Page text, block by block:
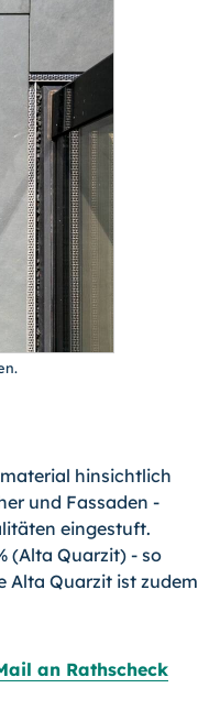
hinsichtlich
und Fassaden -
eingestuft.
(Alta Quarzit) - so
Alta Quarzit ist zudem
an Rathscheck